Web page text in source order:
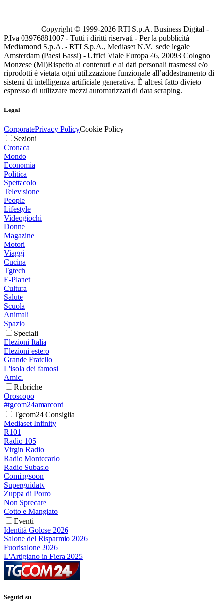
Copyright © 1999-2026 RTI S.p.A. Business Digital -
P.Iva 03976881007 - Tutti i diritti riservati - Per la pubblicità
Mediamond S.p.A. - RTI S.p.A., Mediaset N.V., sede legale
Amsterdam (Paesi Bassi) - Uffici Viale Europa 46, 20093 Cologno
Monzese (MI)Rispetto ai contenuti e ai dati personali trasmessi e/o
riprodotti è vietata ogni utilizzazione funzionale all’addestramento di
sistemi di intelligenza artificiale generativa. È altresì fatto divieto
espresso di utilizzare mezzi automatizzati di data scraping.
Legal
CorporatePrivacy PolicyCookie Policy
Sezioni
Cronaca
Mondo
Economia
Politica
Spettacolo
Televisione
People
Lifestyle
Videogiochi
Donne
Magazine
Motori
Viaggi
Cucina
Tgtech
E-Planet
Cultura
Salute
Scuola
Animali
Spazio
Speciali
Elezioni Italia
Elezioni estero
Grande Fratello
L'isola dei famosi
Amici
Rubriche
Oroscopo
#tgcom24amarcord
Tgcom24 Consiglia
Mediaset Infinity
R101
Radio 105
Virgin Radio
Radio Montecarlo
Radio Subasio
Comingsoon
Superguidatv
Zuppa di Porro
Non Sprecare
Cotto e Mangiato
Eventi
Identità Golose 2026
Salone del Risparmio 2026
Fuorisalone 2026
L'Artigiano in Fiera 2025
Seguici su